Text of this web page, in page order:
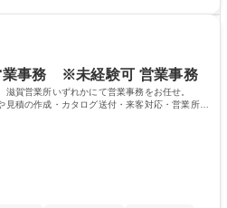
中野本社【お客様
良い商品づくりへ貢献
ついて】キリングループの広報機能を担
大切にし、磨き上げたホスピタリティ
りながら広報関連業務を行っておりま
業事務 ※未経験可 営業事務
滋賀営業所いずれかにて営業事務をお任せ。
見積の作成・カタログ送付・来客対応・営業所内
。